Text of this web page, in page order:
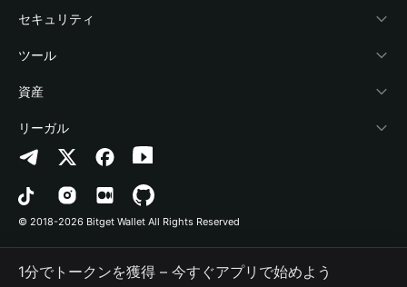
アカデミー
暗号資産ニュース
Help Center
お問い合わせ
ブランドリソース
キャリア
Stablecoin Earn
Payfi Crypto
Crypto Swap API
Altcoin Season Index
Prediction Markets
DApp
RWA
デベロッパー
ウォレットを接続
Bitget Wallet Pay
プロジェクトを掲載
セキュリティ
保護基金
セキュリティ技術
ツール
暗号資産を購入
認証検出
コントラクト検出
一括送金
資産
Arbitrum
Avalanche
Bitcoin
Polygon
リーガル
プライバシーポリシー
利用規約
© 2018-2026 Bitget Wallet All Rights Reserved
1分でトークンを獲得 – 今すぐアプリで始めよう